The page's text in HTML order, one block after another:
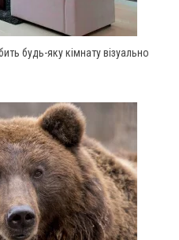
будь-яку кімнату візуально